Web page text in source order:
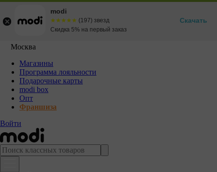
Москва
Магазины
Программа лояльности
Подарочные карты
modi box
Опт
Франшиза
Войти
modi
☆☆☆☆☆
★★★★★ (197) звезд
Скидка 5% на первый заказ
Скачать